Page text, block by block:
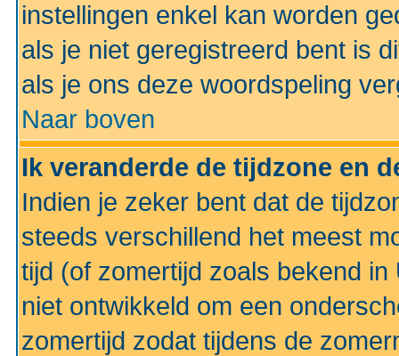
instellingen enkel kan worden
als je niet geregistreerd bent is
als je ons deze woordspeling
Naar boven
Ik veranderde de tijdzone en
Indien je zeker bent dat de
steeds verschillend het meest
tijd (of zomertijd zoals bekend
niet ontwikkeld om een
zomertijd zodat tijdens de